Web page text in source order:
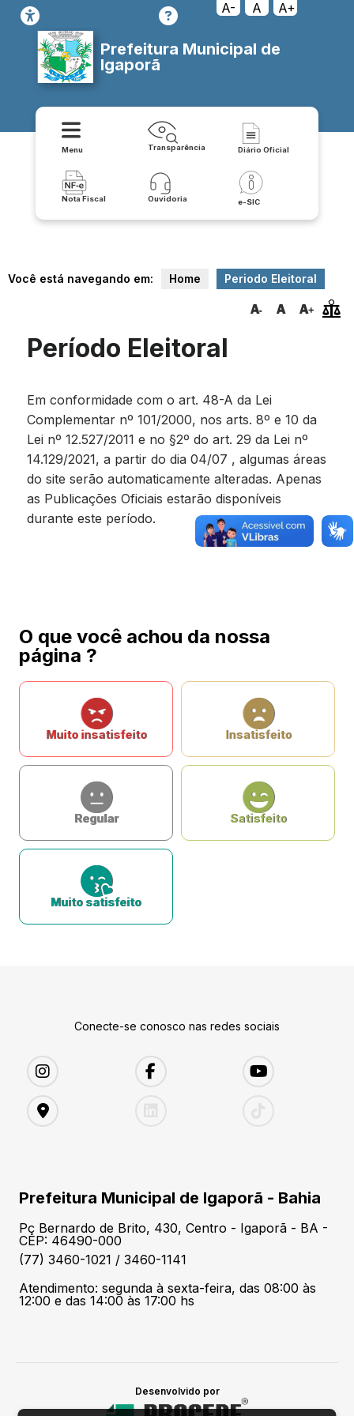
A- A A+
Prefeitura Municipal de
Igaporã
Menu Transparência Diário Oficial
Nota Fiscal Ouvidoria e-SIC
Você está navegando em: Home Periodo Eleitoral
Período Eleitoral
Em conformidade com o art. 48-A da Lei
Complementar nº 101/2000, nos arts. 8º e 10 da
Lei nº 12.527/2011 e no §2º do art. 29 da Lei nº
14.129/2021, a partir do dia 04/07 , algumas áreas
do site serão automaticamente alteradas. Apenas
as Publicações Oficiais estarão disponíveis
durante este período.
O que você achou da nossa
página ?
Muito insatisfeito Insatisfeito
Regular Satisfeito
Muito satisfeito
Conecte-se conosco nas redes sociais
Prefeitura Municipal de Igaporã - Bahia
Pç Bernardo de Brito, 430, Centro - Igaporã - BA -
CEP: 46490-000
(77) 3460-1021 / 3460-1141
Atendimento: segunda à sexta-feira, das 08:00 às
12:00 e das 14:00 às 17:00 hs
Desenvolvido por